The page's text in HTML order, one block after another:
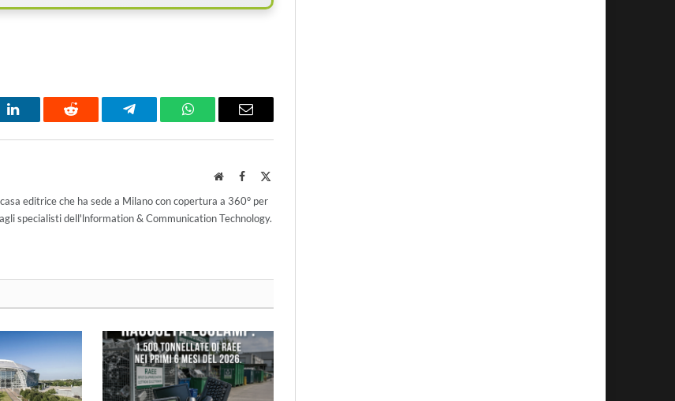
LinkedIn Reddit Telegram WhatsAppEmail
WebsiteFacebook
editrice che ha sede a Milano con copertura a 360° per
specialisti dell'lnformation & Communication Technology.